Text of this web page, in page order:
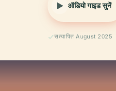
ऑडियो गाइड सुनें
सत्यापित August 2025